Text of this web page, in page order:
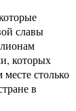
славы
которых
столько
в